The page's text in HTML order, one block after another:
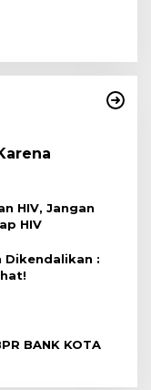
HIV, Jangan
HIV
Dikendalikan :
BANK KOTA